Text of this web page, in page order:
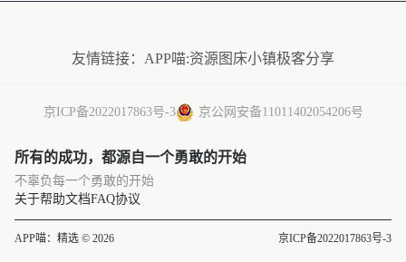
轻松提升词汇量，很不错的摸鱼
友情链接： APP喵:资源 图床小镇极客分享
京ICP备2022017863号-3 京公网安备11011402054206号
所有的成功，都源自一个勇敢的开始
不辜负每一个勇敢的开始
关于帮助文档FAQ协议
APP喵：精选 © 2026 京ICP备2022017863号-3